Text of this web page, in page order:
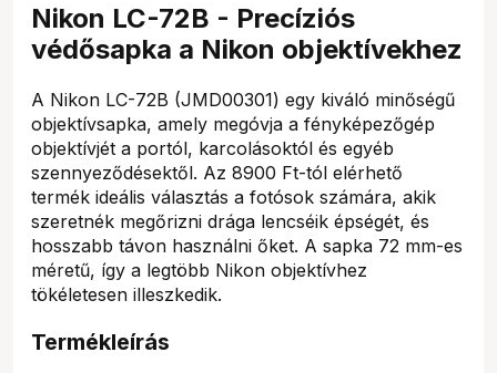
Nikon LC-72B - Precíziós
védősapka a Nikon objektívekhez
A Nikon LC-72B (JMD00301) egy kiváló minőségű
objektívsapka, amely megóvja a fényképezőgép
objektívjét a portól, karcolásoktól és egyéb
szennyeződésektől. Az 8900 Ft-tól elérhető
termék ideális választás a fotósok számára, akik
szeretnék megőrizni drága lencséik épségét, és
hosszabb távon használni őket. A sapka 72 mm-es
méretű, így a legtöbb Nikon objektívhez
tökéletesen illeszkedik.
Termékleírás